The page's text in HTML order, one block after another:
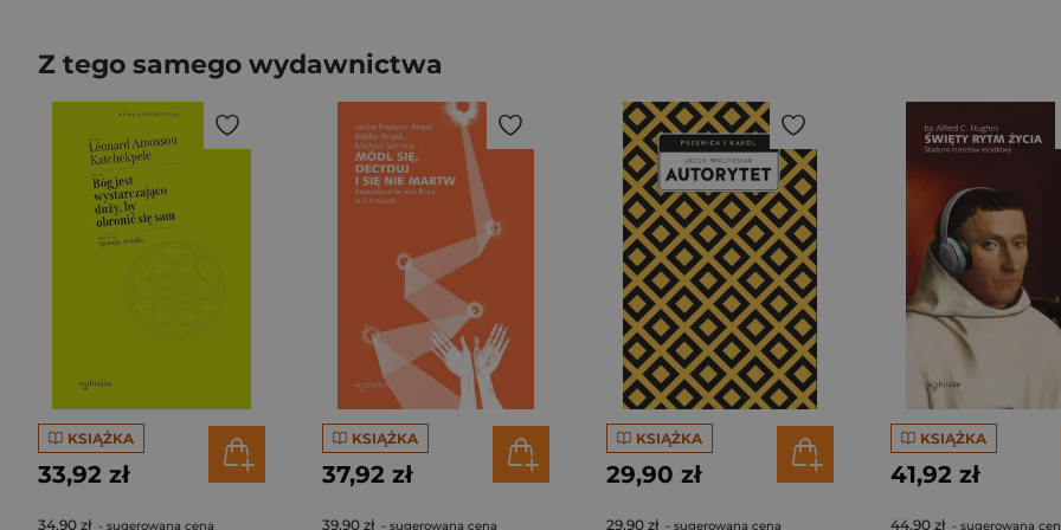
Z tego samego wydawnictwa
KSIĄŻKA
33,92 zł
34,90 zł - sugerowana cena
KSIĄŻKA
37,92 zł
39,90 zł - sugerowana cena
KSIĄŻKA
29,90 zł
29,90 zł - sugerowana cena
KSIĄŻKA
41,92 zł
44,90 zł - sugerowana